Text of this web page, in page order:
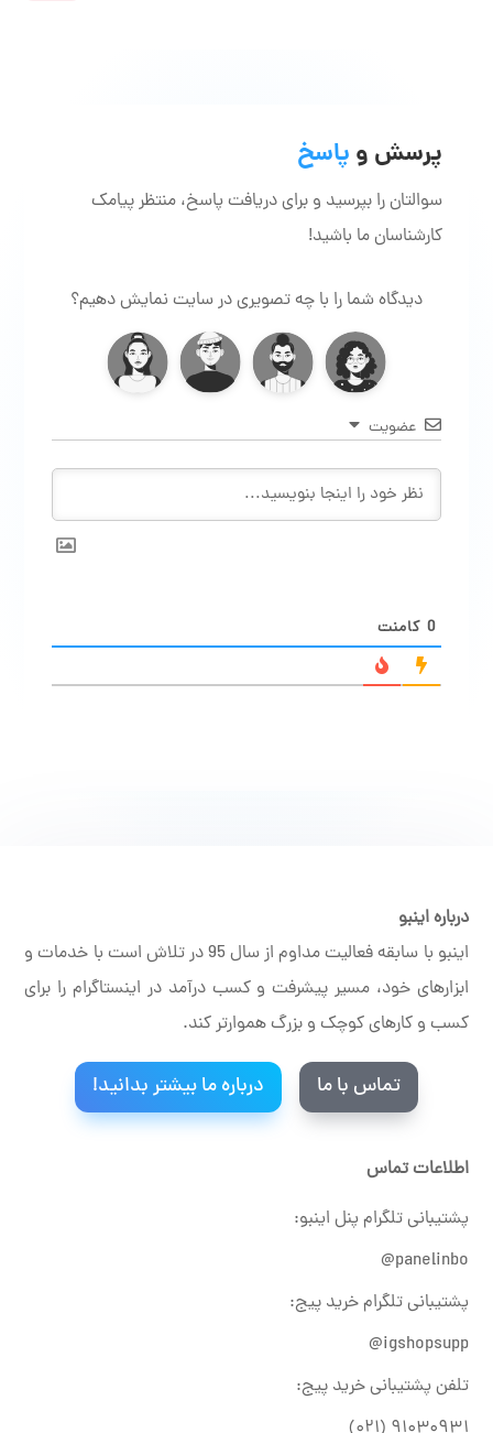
پرسش و پاسخ
سوالتان را بپرسید و برای دریافت پاسخ، منتظر پیامک
کارشناسان ما باشید!
دیدگاه شما را با چه تصویری در سایت نمایش دهیم؟
عضویت
0 کامنت
درباره اینبو
اینبو با سابقه فعالیت مداوم از سال 95 در تلاش است با خدمات و
ابزارهای خود، مسیر پیشرفت و کسب درآمد در اینستاگرام را برای
کسب و کارهای کوچک و بزرگ هموارتر کند.
تماس با ما درباره ما بیشتر بدانید!
اطلاعات تماس
پشتیبانی تلگرام پنل اینبو:
panelinbo@
پشتیبانی تلگرام خرید پیج:
igshopsupp@
تلفن پشتیبانی خرید پیج: